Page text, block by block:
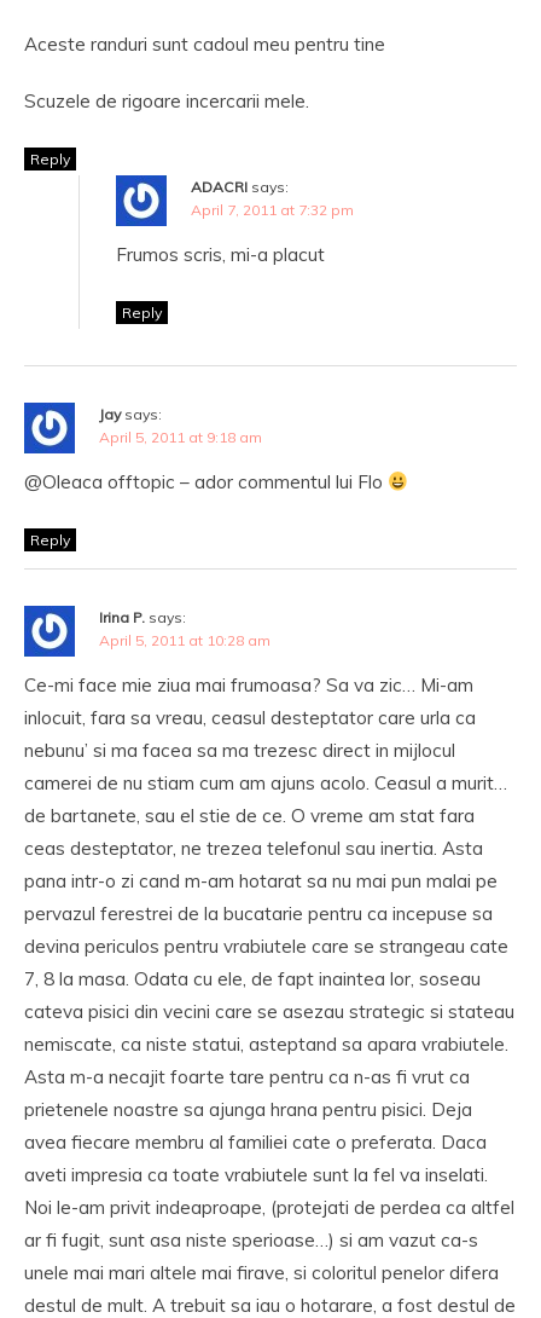
Aceste randuri sunt cadoul meu pentru tine
Scuzele de rigoare incercarii mele.
Reply
ADACRI says:
April 7, 2011 at 7:32 pm
Frumos scris, mi-a placut
Reply
Jay says:
April 5, 2011 at 9:18 am
@Oleaca offtopic – ador commentul lui Flo
Reply
Irina P. says:
April 5, 2011 at 10:28 am
Ce-mi face mie ziua mai frumoasa? Sa va zic… Mi-am
inlocuit, fara sa vreau, ceasul desteptator care urla ca
nebunu’ si ma facea sa ma trezesc direct in mijlocul
camerei de nu stiam cum am ajuns acolo. Ceasul a murit…
de bartanete, sau el stie de ce. O vreme am stat fara
ceas desteptator, ne trezea telefonul sau inertia. Asta
pana intr-o zi cand m-am hotarat sa nu mai pun malai pe
pervazul ferestrei de la bucatarie pentru ca incepuse sa
devina periculos pentru vrabiutele care se strangeau cate
7, 8 la masa. Odata cu ele, de fapt inaintea lor, soseau
cateva pisici din vecini care se asezau strategic si stateau
nemiscate, ca niste statui, asteptand sa apara vrabiutele.
Asta m-a necajit foarte tare pentru ca n-as fi vrut ca
prietenele noastre sa ajunga hrana pentru pisici. Deja
avea fiecare membru al familiei cate o preferata. Daca
aveti impresia ca toate vrabiutele sunt la fel va inselati.
Noi le-am privit indeaproape, (protejati de perdea ca altfel
ar fi fugit, sunt asa niste sperioase…) si am vazut ca-s
unele mai mari altele mai firave, si coloritul penelor difera
destul de mult. A trebuit sa iau o hotarare, a fost destul de